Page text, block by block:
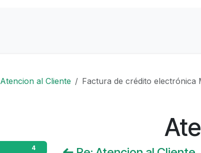
Atencion al Cliente Factura de crédito electrónica
4